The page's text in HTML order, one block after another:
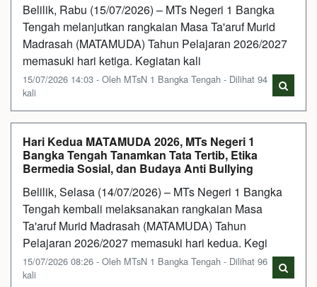
Belilik, Rabu (15/07/2026) – MTs Negeri 1 Bangka
Tengah melanjutkan rangkaian Masa Ta'aruf Murid
Madrasah (MATAMUDA) Tahun Pelajaran 2026/2027
memasuki hari ketiga. Kegiatan kali
15/07/2026 14:03 - Oleh MTsN 1 Bangka Tengah - Dilihat 94
kali
Hari Kedua MATAMUDA 2026, MTs Negeri 1
Bangka Tengah Tanamkan Tata Tertib, Etika
Bermedia Sosial, dan Budaya Anti Bullying
Belilik, Selasa (14/07/2026) – MTs Negeri 1 Bangka
Tengah kembali melaksanakan rangkaian Masa
Ta'aruf Murid Madrasah (MATAMUDA) Tahun
Pelajaran 2026/2027 memasuki hari kedua. Kegi
15/07/2026 08:26 - Oleh MTsN 1 Bangka Tengah - Dilihat 96
kali